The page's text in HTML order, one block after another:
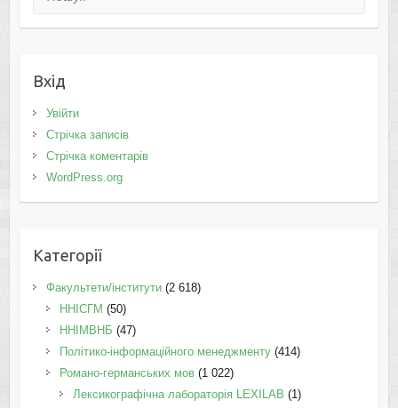
Вхід
Увійти
Стрічка записів
Стрічка коментарів
WordPress.org
Категорії
Факультети/інститути(2 618)
ННІСГМ (50)
ННІМВНБ (47)
Політико-інформаційного менеджменту(414)
Романо-германських мов(1 022)
Лексикографічна лабораторія LEXILAB (1)